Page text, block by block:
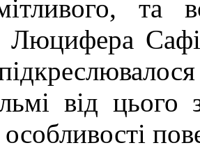
та
Люцифера
від цього
особливості